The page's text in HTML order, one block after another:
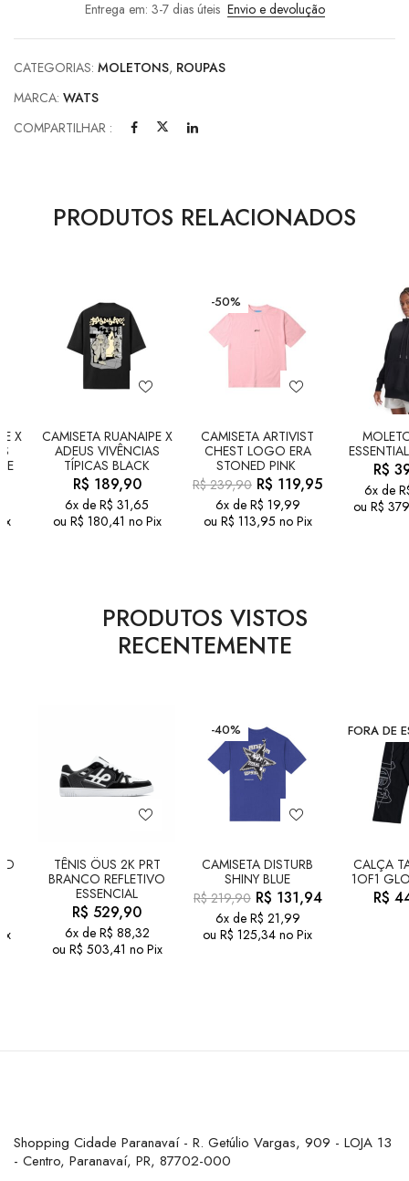
Entrega em: 3-7 dias úteis Envio e devolução
CATEGORIAS: MOLETONS, ROUPAS
MARCA: WATS
COMPARTILHAR :
PRODUTOS RELACIONADOS
X
CAMISETA RUANAIPE X
ADEUS VIVÊNCIAS
TÍPICAS BLACK
R$ 189,90
6x de R$ 31,65
ou R$ 180,41 no Pix
-50%
CAMISETA ARTIVIST
CHEST LOGO ERA
STONED PINK
R$239,90 R$ 119,95
6x de R$ 19,99
ou R$ 113,95 no Pix
R$
6x de
ou R$
PRODUTOS VISTOS
RECENTEMENTE
TÊNIS ÖUS 2K PRT
BRANCO REFLETIVO
ESSENCIAL
R$ 529,90
6x de R$ 88,32
ou R$ 503,41 no Pix
-40%
CAMISETA DISTURB
SHINY BLUE
R$219,90 R$ 131,94
6x de R$ 21,99
ou R$ 125,34 no Pix
FORA DE
CALÇA
1OF1
R$
Shopping Cidade Paranavaí - R. Getúlio Vargas, 909 - LOJA 13
- Centro, Paranavaí, PR, 87702-000